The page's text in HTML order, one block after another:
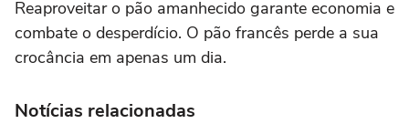
Reaproveitar o pão amanhecido garante economia e
combate o desperdício. O pão francês perde a sua
crocância em apenas um dia.
Notícias relacionadas